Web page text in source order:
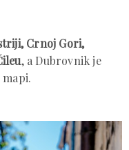
Crnoj Gori,
, a Dubrovnik je